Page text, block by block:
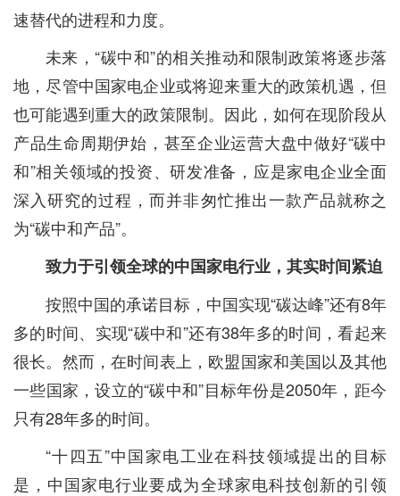
速替代的进程和力度。
未来，“碳中和”的相关推动和限制政策将逐步落
地，尽管中国家电企业或将迎来重大的政策机遇，但
也可能遇到重大的政策限制。因此，如何在现阶段从
产品生命周期伊始，甚至企业运营大盘中做好“碳中
和”相关领域的投资、研发准备，应是家电企业全面
深入研究的过程，而并非匆忙推出一款产品就称之
为“碳中和产品”。
致力于引领全球的中国家电行业，其实时间紧迫
按照中国的承诺目标，中国实现“碳达峰”还有8年
多的时间、实现“碳中和”还有38年多的时间，看起来
很长。然而，在时间表上，欧盟国家和美国以及其他
一些国家，设立的“碳中和”目标年份是2050年，距今
只有28年多的时间。
“十四五”中国家电工业在科技领域提出的目标
是，中国家电行业要成为全球家电科技创新的引领